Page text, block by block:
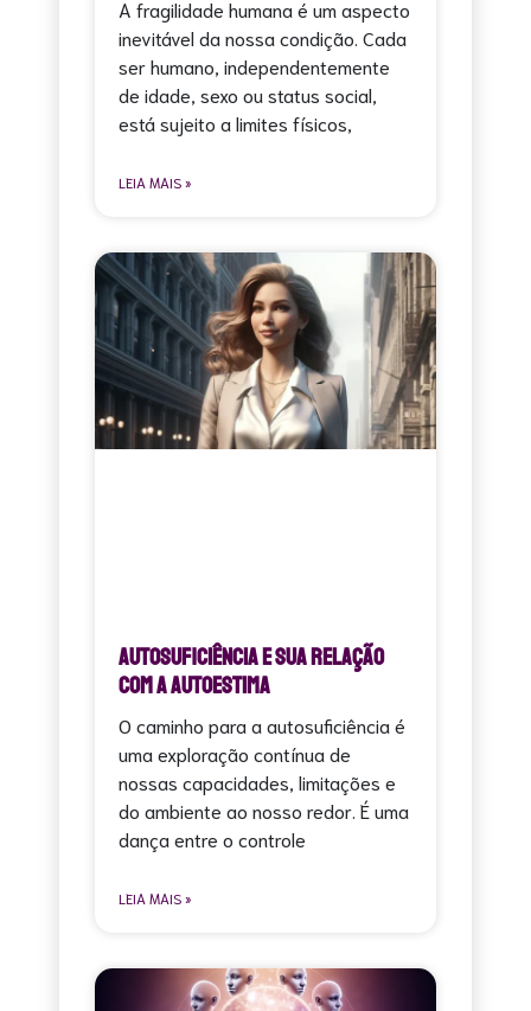
A fragilidade humana é um aspecto
inevitável da nossa condição. Cada
ser humano, independentemente
de idade, sexo ou status social,
está sujeito a limites físicos,
LEIA MAIS »
Autosuficiência e sua relação
com a Autoestima
O caminho para a autosuficiência é
uma exploração contínua de
nossas capacidades, limitações e
do ambiente ao nosso redor. É uma
dança entre o controle
LEIA MAIS »